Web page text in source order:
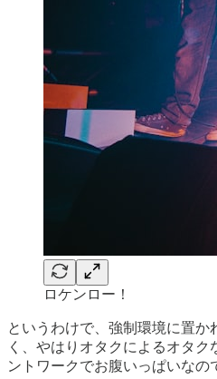
ロケンロー！
というわけで、強制環境に置
く、やはりオタクによるオタ
ントワークでお腹いっぱいなの